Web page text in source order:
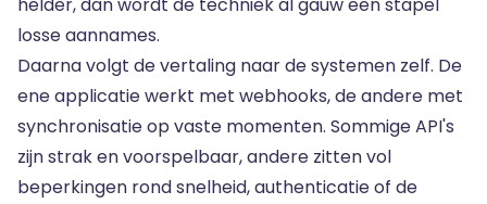
helder, dan wordt de techniek al gauw een stapel
losse aannames.
Daarna volgt de vertaling naar de systemen zelf. De
ene applicatie werkt met webhooks, de andere met
synchronisatie op vaste momenten. Sommige API's
zijn strak en voorspelbaar, andere zitten vol
beperkingen rond snelheid, authenticatie of de